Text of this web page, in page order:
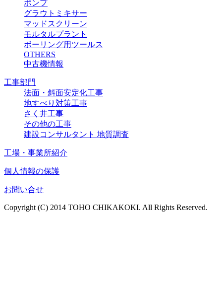
ポンプ
グラウトミキサー
マッドスクリーン
モルタルプラント
ボーリング用ツールス
OTHERS
中古機情報
工事部門
法面・斜面安定化工事
地すべり対策工事
さく井工事
その他の工事
建設コンサルタント 地質調査
工場・事業所紹介
個人情報の保護
お問い合せ
Copyright (C) 2014 TOHO CHIKAKOKI. All Rights Reserved.